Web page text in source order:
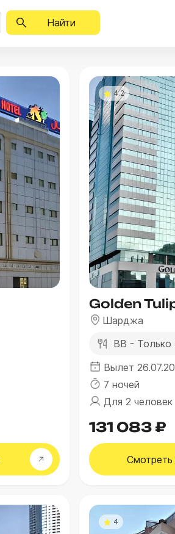
Найти
4.2
Шарджа
BB - Только
Вылет
7 ночей
Для 2 человек
131 083 ₽
4